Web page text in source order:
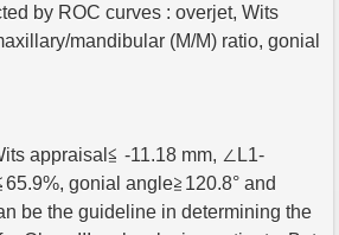
by ROC curves : overjet, Wits
mandibular (M/M) ratio, gonial
appraisal≦ -11.18 mm, ∠L1-
gonial angle≧120.8° and
be the guideline in determining the